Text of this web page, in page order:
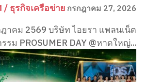
/ ธุรกิจเครือข่าย กรกฎาคม 27, 2026
าคม 2569 บริษัท ไอยรา แพลนเน็ต
รม PROSUMER DAY @หาดใหญ่...